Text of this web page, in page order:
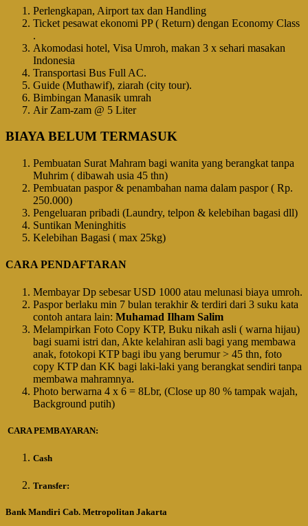
Perlengkapan, Airport tax dan Handling
Ticket pesawat ekonomi PP ( Return) dengan Economy Class
.
Akomodasi hotel, Visa Umroh, makan 3 x sehari masakan
Indonesia
Transportasi Bus Full AC.
Guide (Muthawif), ziarah (city tour).
Bimbingan Manasik umrah
Air Zam-zam @ 5 Liter
BIAYA BELUM TERMASUK
Pembuatan Surat Mahram bagi wanita yang berangkat tanpa
Muhrim ( dibawah usia 45 thn)
Pembuatan paspor & penambahan nama dalam paspor ( Rp.
250.000)
Pengeluaran pribadi (Laundry, telpon & kelebihan bagasi dll)
Suntikan Meninghitis
Kelebihan Bagasi ( max 25kg)
CARA PENDAFTARAN
Membayar Dp sebesar USD 1000 atau melunasi biaya umroh.
Paspor berlaku min 7 bulan terakhir & terdiri dari 3 suku kata
contoh antara lain: Muhamad Ilham Salim
Melampirkan Foto Copy KTP, Buku nikah asli ( warna hijau)
bagi suami istri dan, Akte kelahiran asli bagi yang membawa
anak, fotokopi KTP bagi ibu yang berumur > 45 thn, foto
copy KTP dan KK bagi laki-laki yang berangkat sendiri tanpa
membawa mahramnya.
Photo berwarna 4 x 6 = 8Lbr, (Close up 80 % tampak wajah,
Background putih)
CARA PEMBAYARAN:
Cash
Transfer:
Bank Mandiri Cab. Metropolitan Jakarta